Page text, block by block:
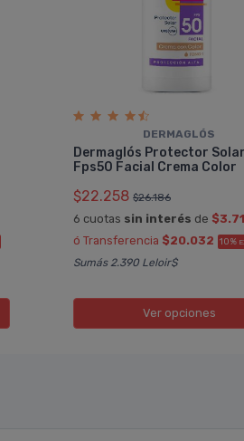
DERMAGLÓS
Dermaglós Protector Solar
Fps50 Facial Crema Color
$22.258 $26.186
6 cuotas sin interés de
ó Transferencia $20.032 10%
Sumás 2.390 Leloir$
Ver opciones